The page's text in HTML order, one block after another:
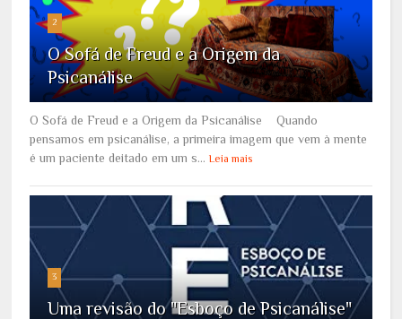
2
O Sofá de Freud e a Origem da
Psicanálise
O Sofá de Freud e a Origem da Psicanálise Quando
pensamos em psicanálise, a primeira imagem que vem à mente
é um paciente deitado em um s... Leia mais
3
Uma revisão do "Esboço de Psicanálise"